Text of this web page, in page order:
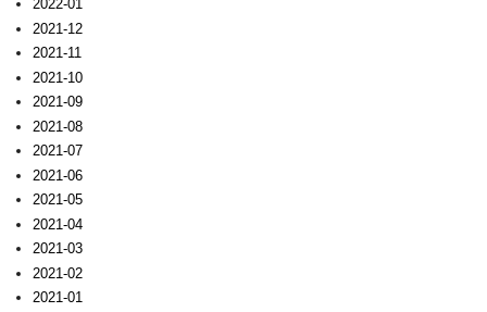
2022-01
2021-12
2021-11
2021-10
2021-09
2021-08
2021-07
2021-06
2021-05
2021-04
2021-03
2021-02
2021-01